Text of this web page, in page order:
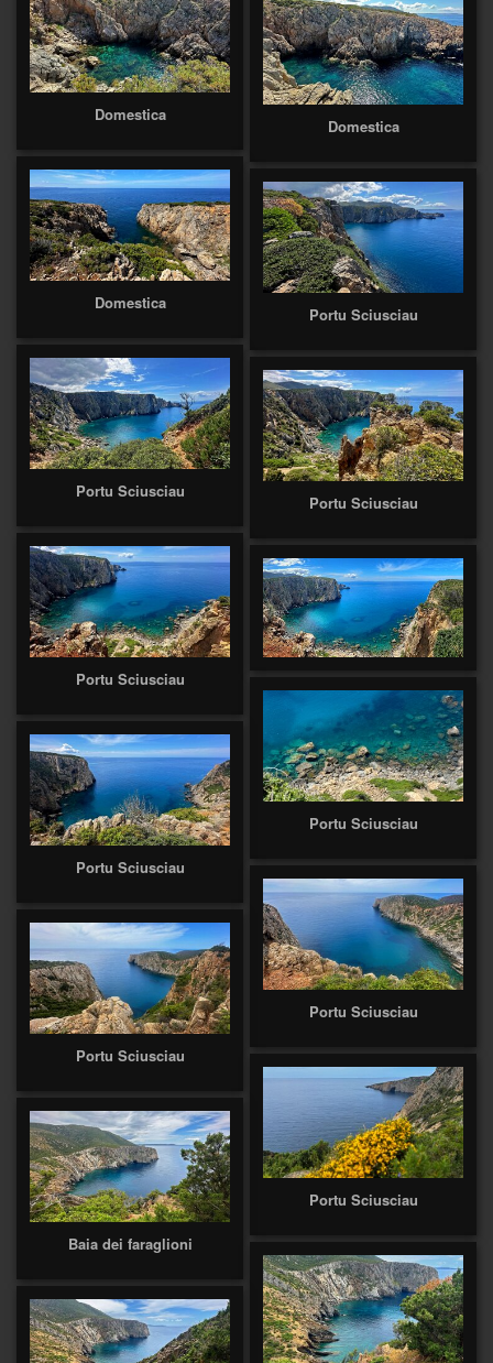
Domestica
Domestica
Domestica
Portu Sciusciau
Portu Sciusciau
Portu Sciusciau
Portu Sciusciau
Portu Sciusciau
Portu Sciusciau
Portu Sciusciau
Portu Sciusciau
Portu Sciusciau
Baia dei faraglioni